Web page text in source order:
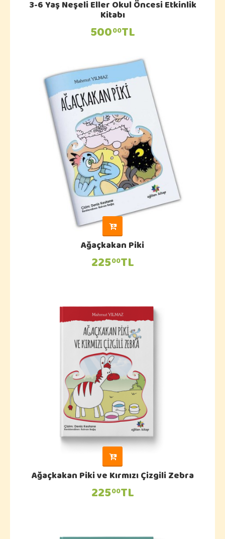
3-6 Yaş Neşeli Eller Okul Öncesi Etkinlik
Kitabı
50000TL
Ağaçkakan Piki
22500TL
Ağaçkakan Piki ve Kırmızı Çizgili Zebra
22500TL